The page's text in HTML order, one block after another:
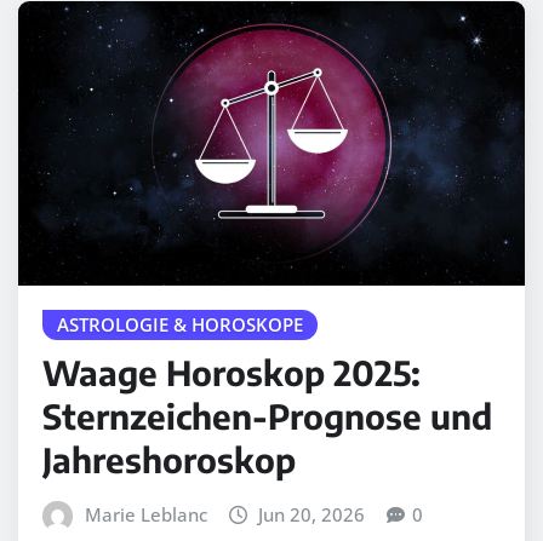
ASTROLOGIE & HOROSKOPE
Waage Horoskop 2025:
Sternzeichen-Prognose und
Jahreshoroskop
Marie Leblanc Jun 20, 2026 0